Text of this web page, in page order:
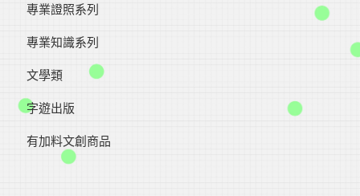
專業證照系列
專業知識系列
文學類
字遊出版
有加料文創商品